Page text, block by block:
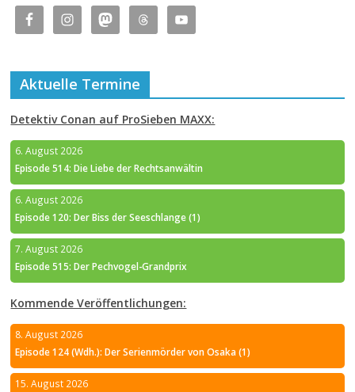
Aktuelle Termine
Detektiv Conan auf ProSieben MAXX:
6. August 2026
Episode 514: Die Liebe der Rechtsanwältin
6. August 2026
Episode 120: Der Biss der Seeschlange (1)
7. August 2026
Episode 515: Der Pechvogel-Grandprix
Kommende Veröffentlichungen:
8. August 2026
Episode 124 (Wdh.): Der Serienmörder von Osaka (1)
15. August 2026